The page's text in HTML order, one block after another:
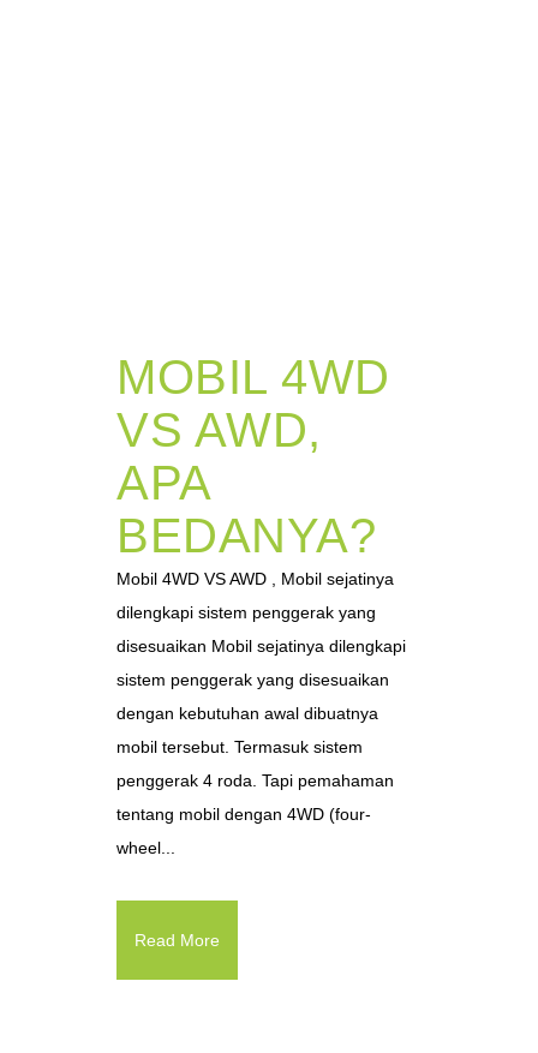
MOBIL 4WD
VS AWD,
APA
BEDANYA?
Mobil 4WD VS AWD , Mobil sejatinya
dilengkapi sistem penggerak yang
disesuaikan Mobil sejatinya dilengkapi
sistem penggerak yang disesuaikan
dengan kebutuhan awal dibuatnya
mobil tersebut. Termasuk sistem
penggerak 4 roda. Tapi pemahaman
tentang mobil dengan 4WD (four-
wheel...
Read More